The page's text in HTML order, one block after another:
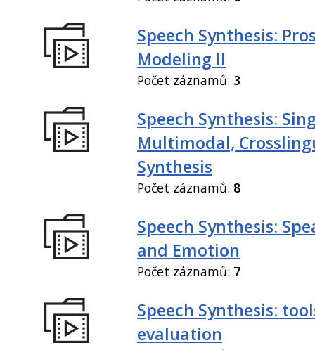
Speech Synthesis:
Modeling II
Počet záznamů: 3
Speech Synthesis:
Multimodal,
Synthesis
Počet záznamů: 8
Speech Synthesis:
and Emotion
Počet záznamů: 7
Speech Synthesis:
evaluation